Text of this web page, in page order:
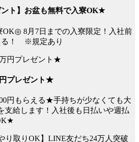
ント】お盆も無料で入寮OK★
OK◎ 8月7日までの入寮限定！入社前
る！ ※規定あり
プレゼント★
円もらえる★手持ちが少なくても大
給します！入社後も日払いや週払